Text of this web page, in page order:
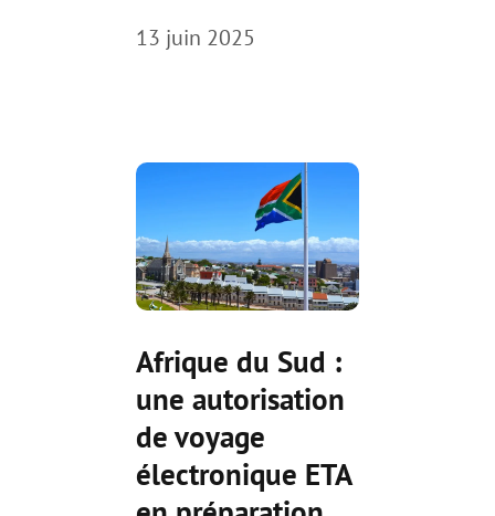
13 juin 2025
Afrique du Sud :
une autorisation
de voyage
électronique ETA